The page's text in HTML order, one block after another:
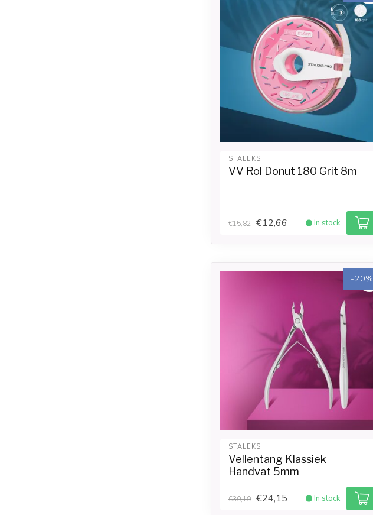
STALEKS
VV Rol Donut 180 Grit 8m
€15,82 €12,66 In stock
-20%
STALEKS
Vellentang Klassiek
Handvat 5mm
€30,19 €24,15 In stock